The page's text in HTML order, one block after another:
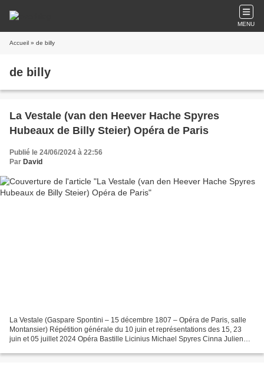
MENU
Accueil » de billy
de billy
La Vestale (van den Heever Hache Spyres
Hubeaux de Billy Steier) Opéra de Paris
Publié le 24/06/2024 à 22:56
Par David
La Vestale (Gaspare Spontini – 15 décembre 1807 – Opéra de Paris, salle
Montansier) Répétition générale du 10 juin et représentations des 15, 23
juin et 05 juillet 2024 Opéra Bastille Licinius Michael Spyres Cinna Julien